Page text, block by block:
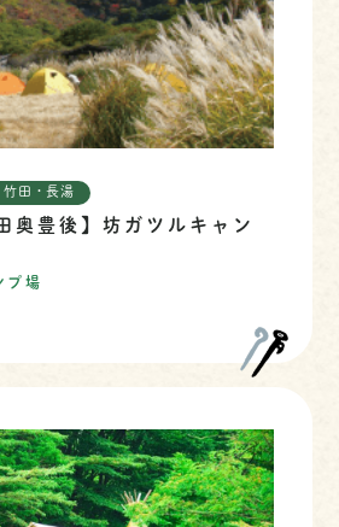
竹田・長湯
奥豊後】坊ガツルキャン
プ場